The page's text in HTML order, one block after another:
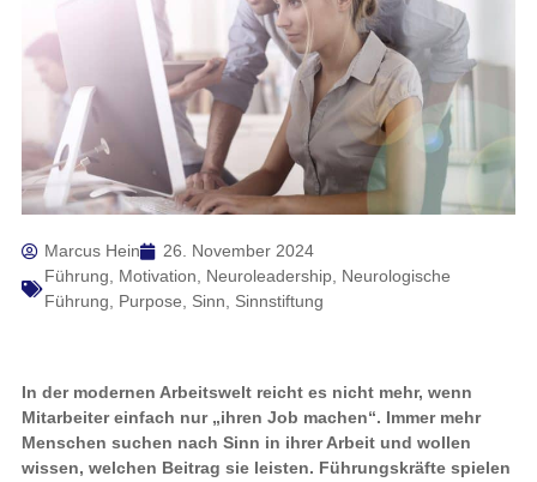
Marcus Hein
26. November 2024
Führung, Motivation, Neuroleadership, Neurologische
Führung, Purpose, Sinn, Sinnstiftung
In der modernen Arbeitswelt reicht es nicht mehr, wenn
Mitarbeiter einfach nur „ihren Job machen“. Immer mehr
Menschen suchen nach Sinn in ihrer Arbeit und wollen
wissen, welchen Beitrag sie leisten. Führungskräfte spielen